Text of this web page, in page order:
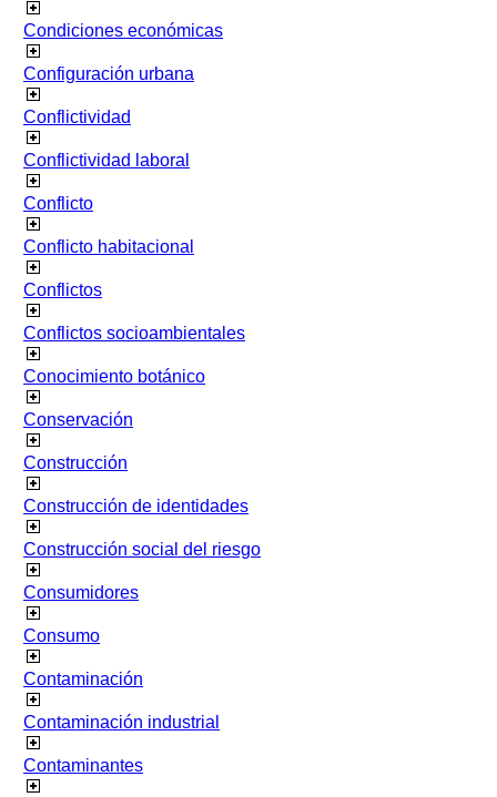
Condiciones económicas
Configuración urbana
Conflictividad
Conflictividad laboral
Conflicto
Conflicto habitacional
Conflictos
Conflictos socioambientales
Conocimiento botánico
Conservación
Construcción
Construcción de identidades
Construcción social del riesgo
Consumidores
Consumo
Contaminación
Contaminación industrial
Contaminantes